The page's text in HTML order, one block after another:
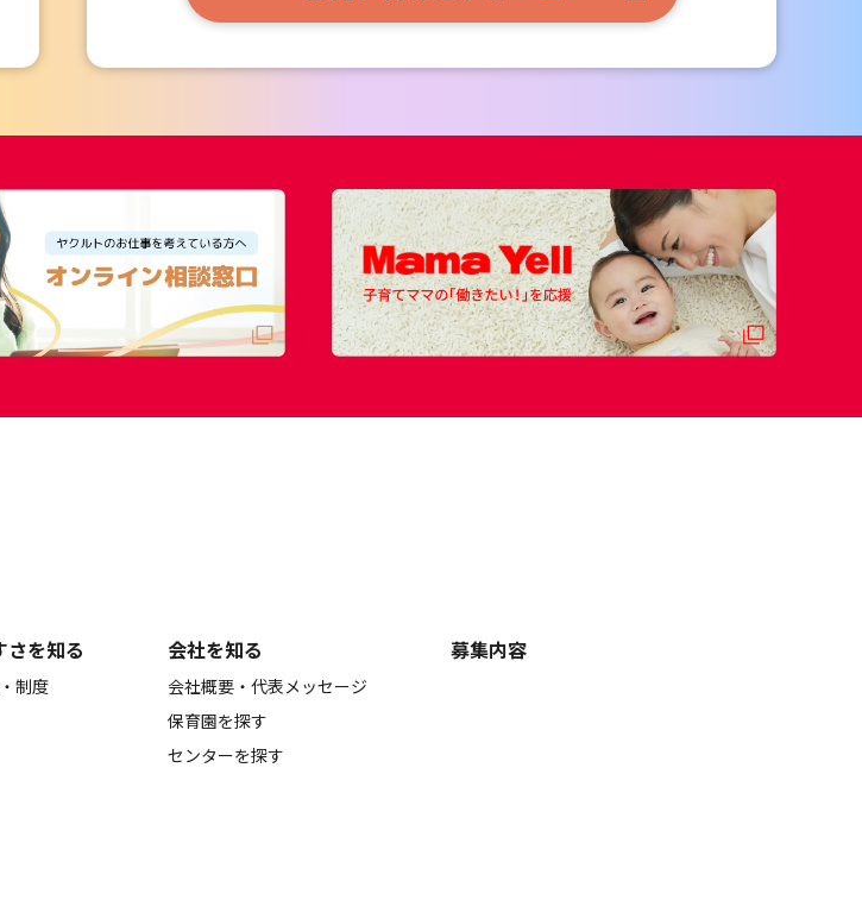
さを知る
制度
会社を知る
会社概要・代表メッセージ
保育園を探す
センターを探す
募集内容